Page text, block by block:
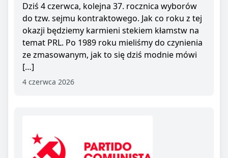
Dziś 4 czerwca, kolejna 37. rocznica wyborów
do tzw. sejmu kontraktowego. Jak co roku z tej
okazji będziemy karmieni stekiem kłamstw na
temat PRL. Po 1989 roku mieliśmy do czynienia
ze zmasowanym, jak to się dziś modnie mówi
[…]
4 czerwca 2026